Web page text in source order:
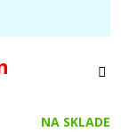
NA SKLADE